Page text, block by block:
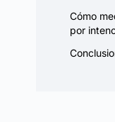
Cómo
por